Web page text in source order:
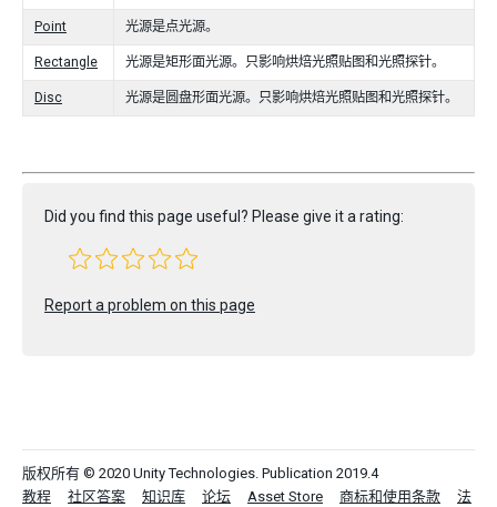
Point 光源是点光源。
Rectangle 光源是矩形面光源。只影响烘焙光照贴图和光照探针。
Disc 光源是圆盘形面光源。只影响烘焙光照贴图和光照探针。
Did you find this page useful? Please give it a rating:
Report a problem on this page
版权所有 © 2020 Unity Technologies. Publication 2019.4
教程
社区答案 知识库 论坛 Asset Store 商标和使用条款 法